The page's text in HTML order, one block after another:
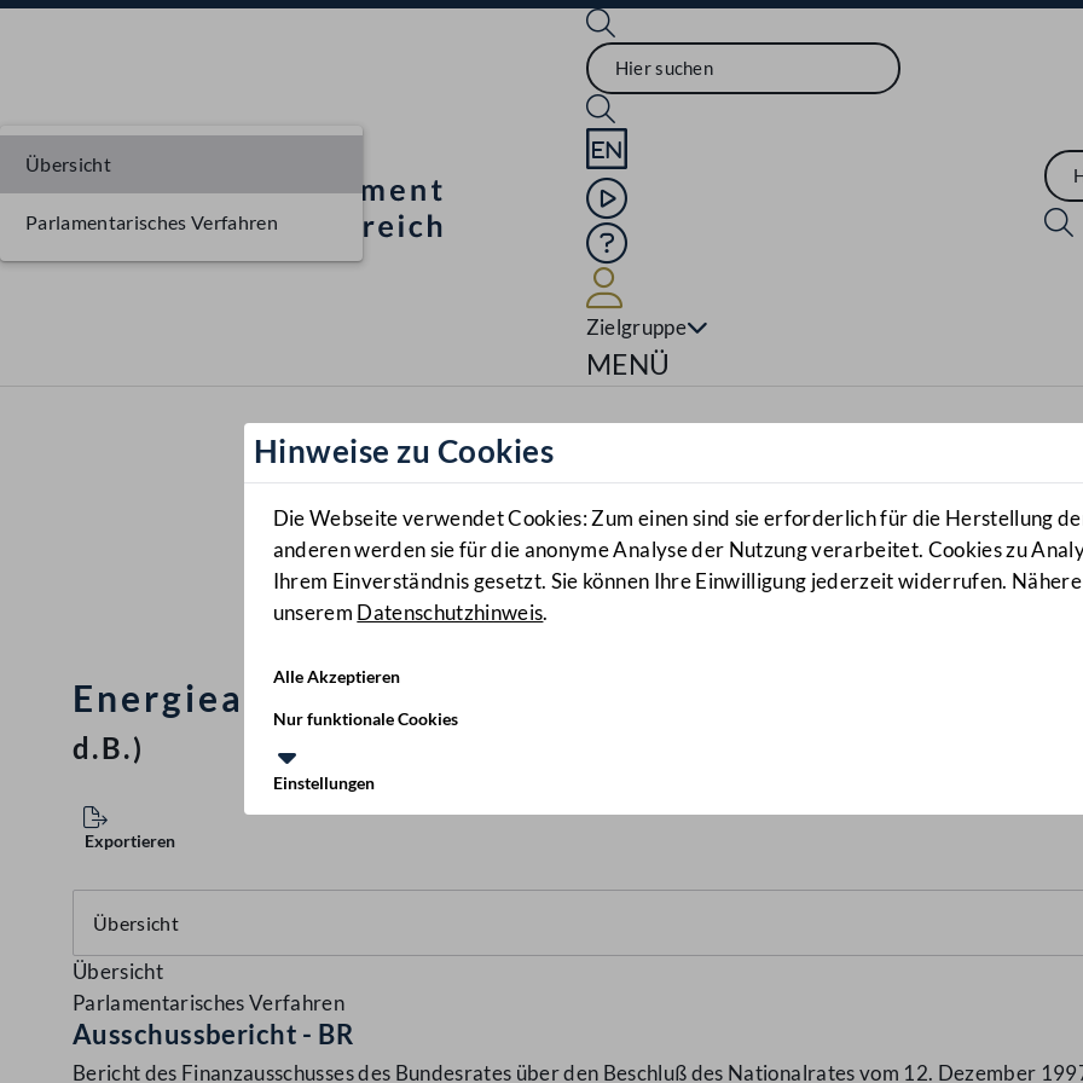
Sprache English
Mediathek
Hilfe
Zielgruppe
Navigationsmenü öffnen
MENÜ
Hinweise zu Cookies
Die Webseite verwendet Cookies: Zum einen sind sie erforderlich für die Herstellung
anderen werden sie für die anonyme Analyse der Nutzung verarbeitet. Cookies zu
Ihrem Einverständnis gesetzt. Sie können Ihre Einwilligung jederzeit widerrufen.
unserem Datenschutzhinweis.
Alle Akzeptieren
Nur funktionale Cookies
Einstellungen
Energieabgabenvergütungsgesetz und das
d.B.)
Exportieren
Übersicht
Parlamentarisches Verfahren
Übersicht
Parlamentarisches Verfahren
Ausschussbericht - BR
Bericht des Finanzausschusses des Bundesrates über den Beschluß des Nationalrates vom 12. Dezember